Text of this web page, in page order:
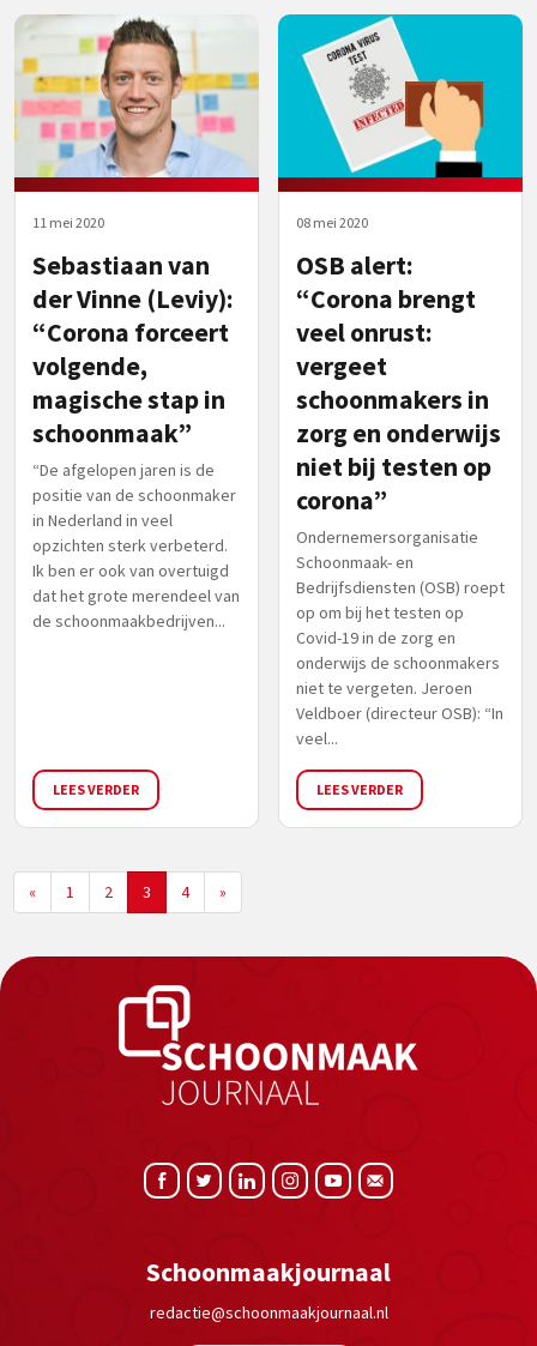
11 mei 2020
Sebastiaan van
der Vinne (Leviy):
“Corona forceert
volgende,
magische stap in
schoonmaak”
“De afgelopen jaren is de
positie van de schoonmaker
in Nederland in veel
opzichten sterk verbeterd.
Ik ben er ook van overtuigd
dat het grote merendeel van
de schoonmaakbedrijven...
LEES VERDER
08 mei 2020
OSB alert:
“Corona brengt
veel onrust:
vergeet
schoonmakers in
zorg en onderwijs
niet bij testen op
corona”
Ondernemersorganisatie
Schoonmaak- en
Bedrijfsdiensten (OSB) roept
op om bij het testen op
Covid-19 in de zorg en
onderwijs de schoonmakers
niet te vergeten. Jeroen
Veldboer (directeur OSB): “In
veel...
LEES VERDER
« 1 2 3 4 »
Schoonmaakjournaal
redactie@schoonmaakjournaal.nl